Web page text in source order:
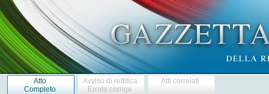
Atto
Completo
Avviso di rettifica
Errata corrige
Atti correlati